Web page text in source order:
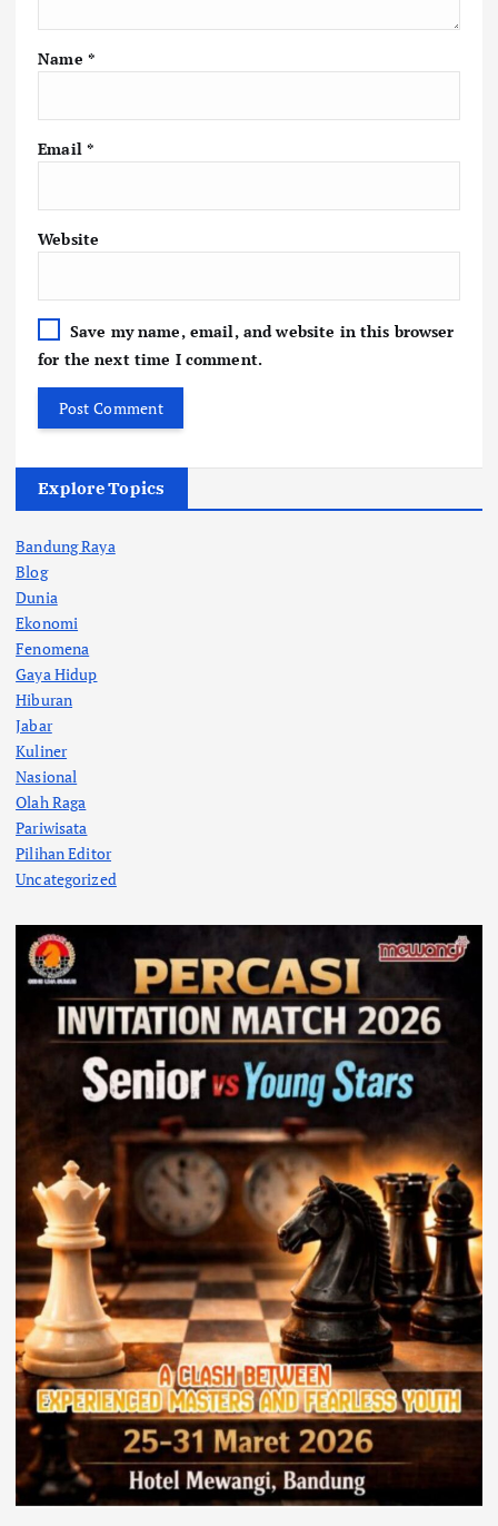
Name *
Email *
Website
Save my name, email, and website in this browser
for the next time I comment.
Explore Topics
Bandung Raya
Blog
Dunia
Ekonomi
Fenomena
Gaya Hidup
Hiburan
Jabar
Kuliner
Nasional
Olah Raga
Pariwisata
Pilihan Editor
Uncategorized